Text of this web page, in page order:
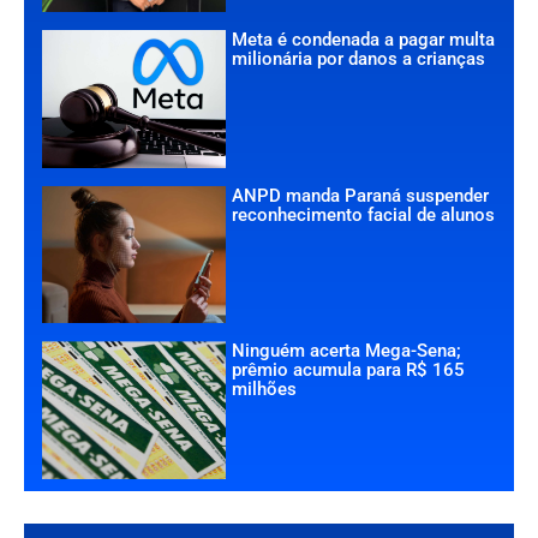
Meta é condenada a pagar multa
milionária por danos a crianças
ANPD manda Paraná suspender
reconhecimento facial de alunos
Ninguém acerta Mega-Sena;
prêmio acumula para R$ 165
milhões